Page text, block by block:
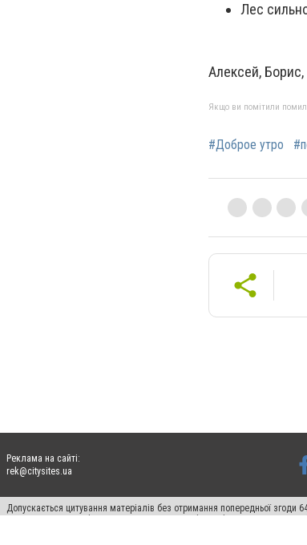
Лес
Алексей,
Якщо ви помітили
#Доброе утро
Реклама на сайті:
rek@citysites.ua
Допускається цитування матеріалів без отримання попередньої
пошукових систем гіперпосилання на цитовані статті не нижче